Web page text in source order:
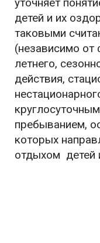
детей и их
таковыми
(независимо от
летнего,
действия,
пребыванием,
которых
отдыхом детей